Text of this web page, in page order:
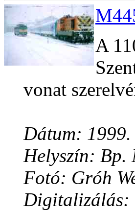
A
vonat
Dátum: 1999.
Helyszín: Bp.
Fotó: Gróh
Digitalizálás: